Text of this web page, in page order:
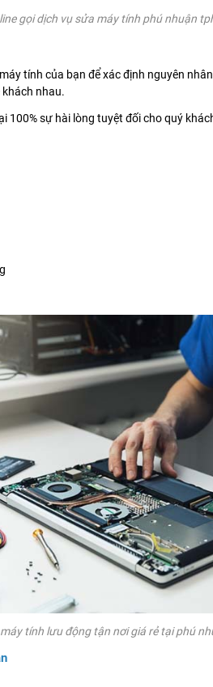
gọi dịch vụ sửa máy tính phú nhuận
tính của bạn để xác định nguyên
nhau.
100% sự hài lòng tuyệt đối cho quý
tính lưu động tận nơi giá rẻ tại phú